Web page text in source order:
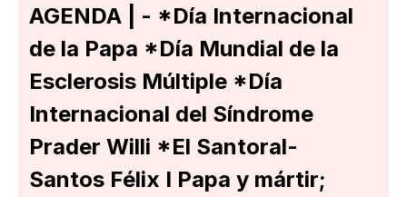
AGENDA | - *Día Internacional
de la Papa *Día Mundial de la
Esclerosis Múltiple *Día
Internacional del Síndrome
Prader Willi *El Santoral-
Santos Félix I Papa y mártir;